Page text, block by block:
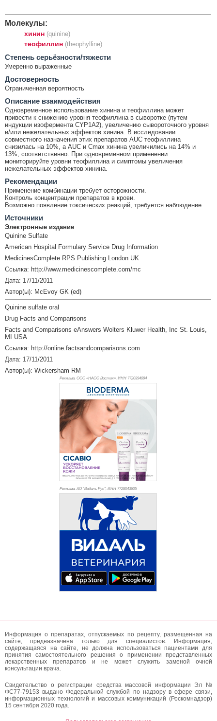
Молекулы:
хинин (quinine)
теофиллин (theophylline)
Cтепень серьёзности/тяжести
Умеренно выраженные
Достоверность
Ограниченная вероятность
Описание взаимодействия
Одновременное использование хинина и теофиллина может
привести к снижению уровня теофиллина в сыворотке (путем
индукции изофермента CYP1A2), увеличению сывороточного уровня
и/или нежелательных эффектов хинина. В исследовании
совместного назначения этих препаратов AUC теофиллина
снизилась на 10%, а AUC и Cmax хинина увеличились на 14% и
13%, соответственно. При одновременном применении
мониторируйте уровни теофиллина и симптомы увеличения
нежелательных эффектов хинина.
Рекомендации
Применение комбинации требует осторожности.
Контроль концентрации препаратов в крови.
Возможно появление токсических реакций, требуется наблюдение.
Источники
Электронные издание
Quinine Sulfate
American Hospital Formulary Service Drug Information
MedicinesComplete RPS Publishing London UK
Ссылка: http://www.medicinescomplete.com/mc
Дата: 17/11/2011
Автор(ы): McEvoy GK (ed)
Quinine sulfate oral
Drug Facts and Comparisons
Facts and Comparisons eAnswers Wolters Kluwer Health, Inc St. Louis,
MI USA
Ссылка: http://online.factsandcomparisons.com
Дата: 17/11/2011
Автор(ы): Wickersham RM
Реклама. ООО «НАОС Восток», ИНН 7720394094
Реклама. АО "Видаль Рус", ИНН 7728043605
Информация о препаратах, отпускаемых по рецепту, размещенная на
сайте, предназначена только для специалистов. Информация,
содержащаяся на сайте, не должна использоваться пациентами для
принятия самостоятельного решения о применении представленных
лекарственных препаратов и не может служить заменой очной
консультации врача.
Свидетельство о регистрации средства массовой информации Эл №
ФС77-79153 выдано Федеральной службой по надзору в сфере связи,
информационных технологий и массовых коммуникаций (Роскомнадзор)
15 сентября 2020 года.